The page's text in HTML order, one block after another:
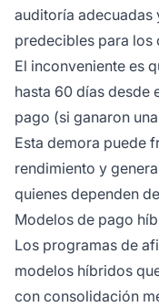
auditoría
predecibles para los
El inconveniente es
hasta 60 días desde
pago (si ganaron
Esta demora puede
rendimiento y
quienes dependen
Modelos de pago
Los programas de
modelos híbridos
con consolidación